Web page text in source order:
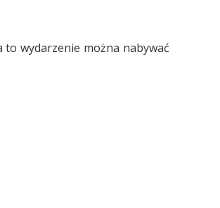
to wydarzenie można nabywać